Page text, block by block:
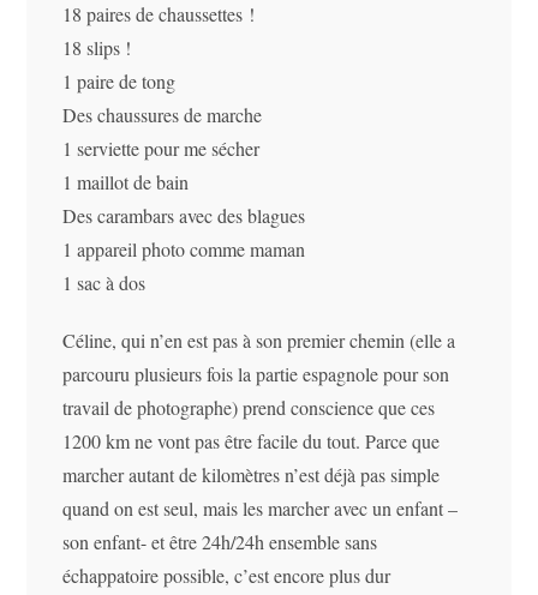
18 paires de chaussettes !
18 slips !
1 paire de tong
Des chaussures de marche
1 serviette pour me sécher
1 maillot de bain
Des carambars avec des blagues
1 appareil photo comme maman
1 sac à dos
Céline, qui n’en est pas à son premier chemin (elle a
parcouru plusieurs fois la partie espagnole pour son
travail de photographe) prend conscience que ces
1200 km ne vont pas être facile du tout. Parce que
marcher autant de kilomètres n’est déjà pas simple
quand on est seul, mais les marcher avec un enfant –
son enfant- et être 24h/24h ensemble sans
échappatoire possible, c’est encore plus dur